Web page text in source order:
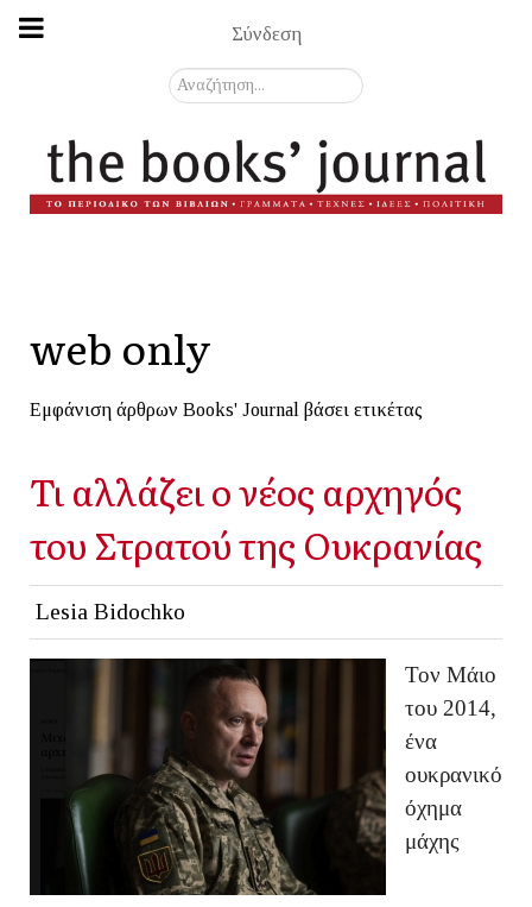
Σύνδεση
Αναζήτηση...
web only
Εμφάνιση άρθρων Books' Journal βάσει ετικέτας
Τι αλλάζει ο νέος αρχηγός
του Στρατού της Ουκρανίας
Lesia Bidochko
Τον Μάιο
του 2014,
ένα
ουκρανικό
όχημα
μάχης